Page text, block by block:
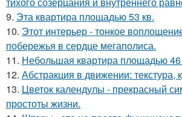
9. Эта квартира площадью 53 кв.
10. Этот интерьер - тонкое
побережья в сердце мегаполиса.
11. Небольшая квартира площадью 46
12. Абстракция в движении: текстура,
13. Цветок календулы - прекрасный
простоты жизни.